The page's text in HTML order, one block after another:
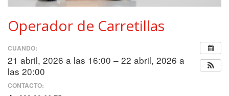
Operador de Carretillas
CUANDO:
21 abril, 2026 a las 16:00 – 22 abril, 2026 a
las 20:00
CONTACTO: